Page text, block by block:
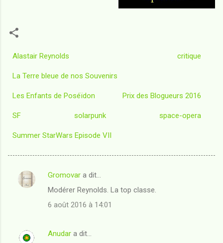
Alastair Reynolds critique
La Terre bleue de nos Souvenirs
Les Enfants de Poséïdon Prix des Blogueurs 2016
SF solarpunk space-opera
Summer StarWars Episode VII
C
e
Gromovar a dit…
Modérer Reynolds. La top classe.
6 août 2016 à 14:01
Anudar a dit…